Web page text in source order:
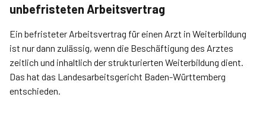
unbefristeten Arbeitsvertrag
Ein befristeter Arbeitsvertrag für einen Arzt in Weiterbildung
ist nur dann zulässig, wenn die Beschäftigung des Arztes
zeitlich und inhaltlich der strukturierten Weiterbildung dient.
Das hat das Landesarbeitsgericht Baden-Württemberg
entschieden.